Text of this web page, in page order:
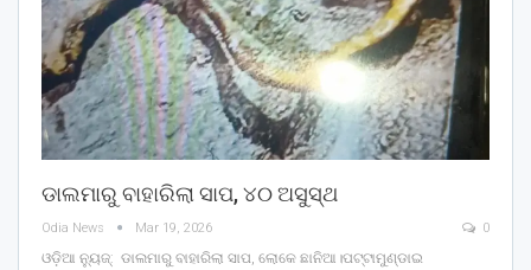
ଡାଲମାରୁ ବାହାରିଲା ସାପ, ୪୦ ଅସୁସ୍ଥ
Odia News Mar 19, 2026 0
ଓଡ଼ିଆ ନ୍ୟୁଜ୍: ଡାଲମାରୁ ବାହାରିଲା ସାପ, ଲୋକେ ଛାନିଆ।ପଟ୍ଟାମୁଣ୍ଡାଇ